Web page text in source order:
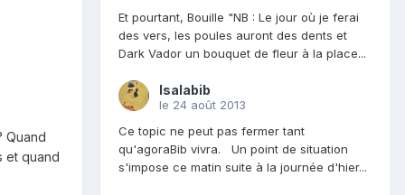
Quand
et quand
Et pourtant, Bouille "NB : Le jour où je ferai
des vers, les poules auront des dents et
Dark Vador un bouquet de fleur à la place...
Isalabib
le 24 août 2013
Ce topic ne peut pas fermer tant
qu'agoraBib vivra. Un point de situation
s'impose ce matin suite à la journée d'hier...